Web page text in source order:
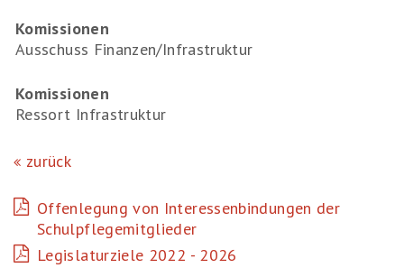
Komissionen
Ausschuss Finanzen/Infrastruktur
Komissionen
Ressort Infrastruktur
zurück
Offenlegung von Interessenbindungen der
Schulpflegemitglieder
Legislaturziele 2022 - 2026